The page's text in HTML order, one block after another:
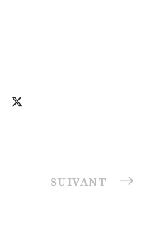
SUIVANT